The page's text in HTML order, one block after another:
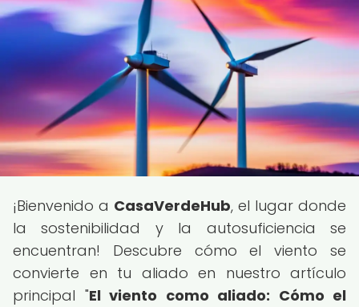
¡Bienvenido a CasaVerdeHub, el lugar donde
la sostenibilidad y la autosuficiencia se
encuentran! Descubre cómo el viento se
convierte en tu aliado en nuestro artículo
principal "El viento como aliado: Cómo el